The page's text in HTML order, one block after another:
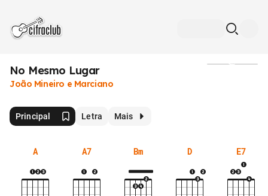
No Mesmo Lugar
João Mineiro e Marciano
Principal Letra Mais
A A7 Bm D E7